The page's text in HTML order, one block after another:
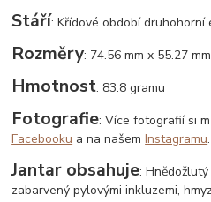
Stáří: Křídové období
Rozměry: 74.56 mm x 55.27
Hmotnost: 83.8 gramu
Fotografie: Více fotografií si
Facebooku a na našemInstagramu.
Jantar obsahuje:
zabarvený pylovými inkluzemi,